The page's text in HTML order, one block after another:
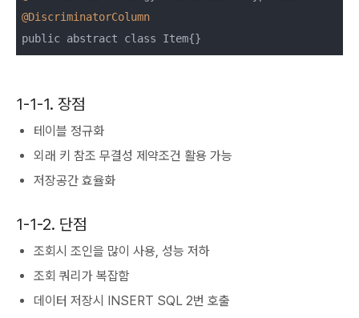
@DiscriminatorColumn
public abstract class Item{}
1-1-1. 장점
테이블 정규화
외래 키 참조 무결성 제약조건 활용 가능
저장공간 효율화
1-1-2. 단점
조회시 조인을 많이 사용, 성능 저하
조회 쿼리가 복잡함
데이터 저장시 INSERT SQL 2번 호출